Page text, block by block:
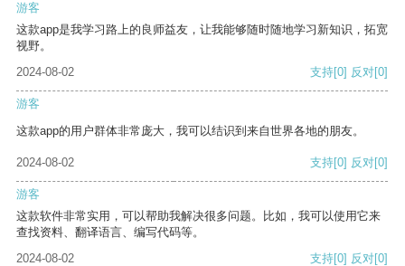
游客
这款app是我学习路上的良师益友，让我能够随时随地学习新知识，拓宽
视野。
2024-08-02
支持[0] 反对[0]
游客
这款app的用户群体非常庞大，我可以结识到来自世界各地的朋友。
2024-08-02 支持[0] 反对[0]
游客
这款软件非常实用，可以帮助我解决很多问题。比如，我可以使用它来
查找资料、翻译语言、编写代码等。
2024-08-02
支持[0] 反对[0]